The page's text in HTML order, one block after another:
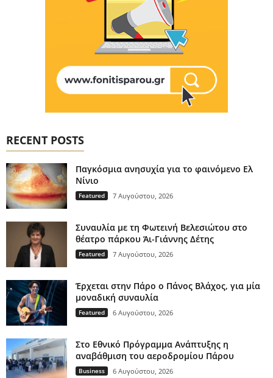
RECENT POSTS
Παγκόσμια ανησυχία για το φαινόμενο Ελ
Νίνιο
Featured 7 Αυγούστου, 2026
Συναυλία με τη Φωτεινή Βελεσιώτου στο
θέατρο πάρκου Άι-Γιάννης Δέτης
Featured 7 Αυγούστου, 2026
Έρχεται στην Πάρο ο Πάνος Βλάχος, για μία
μοναδική συναυλία
Featured 6 Αυγούστου, 2026
Στο Εθνικό Πρόγραμμα Ανάπτυξης η
αναβάθμιση του αεροδρομίου Πάρου
Business 6 Αυγούστου, 2026